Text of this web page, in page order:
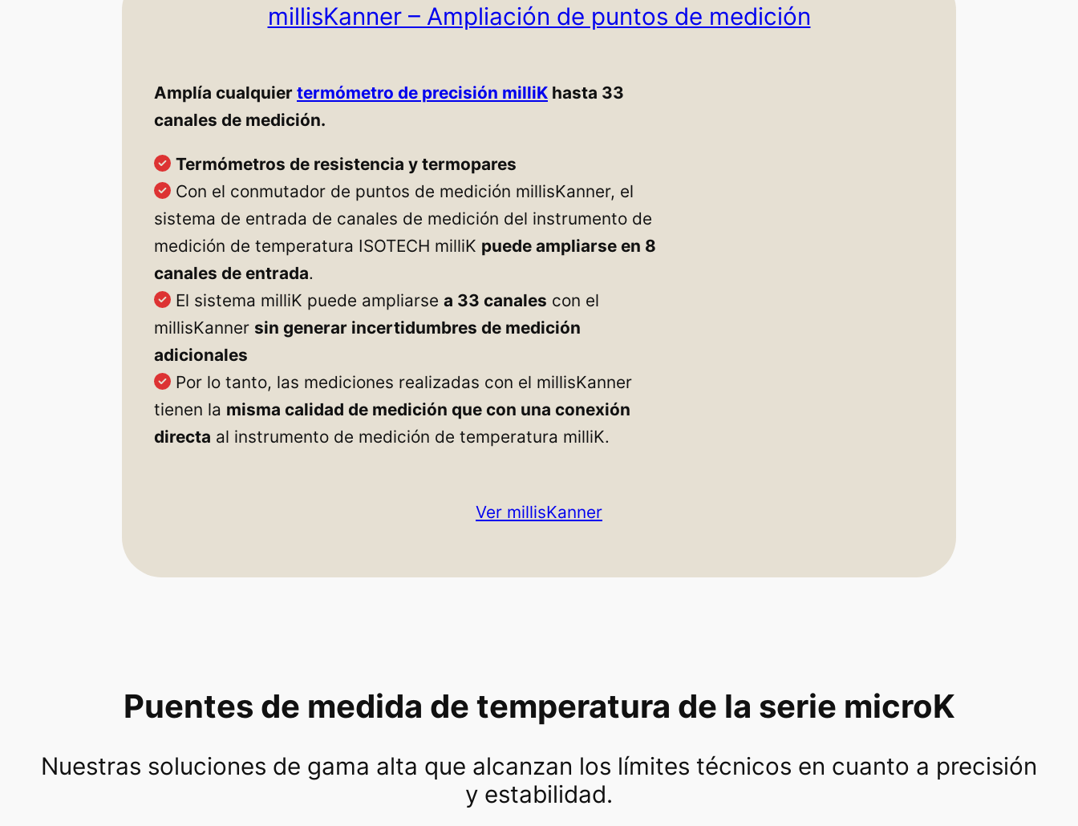
millisKanner – Ampliación de puntos de medición
Amplía cualquier termómetro de precisión milliK hasta 33
canales de medición.
Termómetros de resistencia y termopares
Con el conmutador de puntos de medición millisKanner, el
sistema de entrada de canales de medición del instrumento de
medición de temperatura ISOTECH milliK puede ampliarse en 8
canales de entrada.
El sistema milliK puede ampliarse a 33 canales con el
millisKanner sin generar incertidumbres de medición
adicionales
Por lo tanto, las mediciones realizadas con el millisKanner
tienen la misma calidad de medición que con una conexión
directa al instrumento de medición de temperatura milliK.
Ver millisKanner
Puentes de medida de temperatura de la serie microK
Nuestras soluciones de gama alta que alcanzan los límites técnicos en cuanto a precisión
y estabilidad.